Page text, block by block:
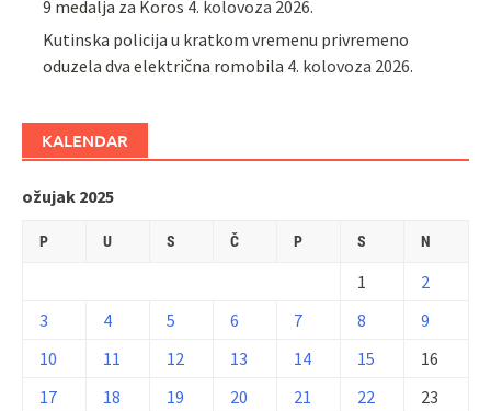
9 medalja za Koros 4. kolovoza 2026.
Kutinska policija u kratkom vremenu privremeno
oduzela dva električna romobila 4. kolovoza 2026.
KALENDAR
ožujak 2025
P U S Č P S N
1
2
3
4 5 6 7 8
9
10
11 12 13 14 15
16
17
18 19 20 21 22
23